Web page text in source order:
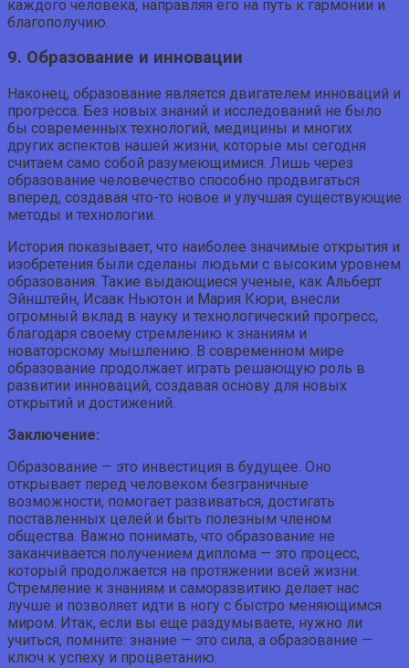
каждого человека, направляя его на путь к гармонии и
благополучию.
9. Образование и инновации
Наконец, образование является двигателем инноваций и
прогресса. Без новых знаний и исследований не было
бы современных технологий, медицины и многих
других аспектов нашей жизни, которые мы сегодня
считаем само собой разумеющимися. Лишь через
образование человечество способно продвигаться
вперед, создавая что-то новое и улучшая существующие
методы и технологии.
История показывает, что наиболее значимые открытия и
изобретения были сделаны людьми с высоким уровнем
образования. Такие выдающиеся ученые, как Альберт
Эйнштейн, Исаак Ньютон и Мария Кюри, внесли
огромный вклад в науку и технологический прогресс,
благодаря своему стремлению к знаниям и
новаторскому мышлению. В современном мире
образование продолжает играть решающую роль в
развитии инноваций, создавая основу для новых
открытий и достижений.
Заключение:
Образование — это инвестиция в будущее. Оно
открывает перед человеком безграничные
возможности, помогает развиваться, достигать
поставленных целей и быть полезным членом
общества. Важно понимать, что образование не
заканчивается получением диплома — это процесс,
который продолжается на протяжении всей жизни.
Стремление к знаниям и саморазвитию делает нас
лучше и позволяет идти в ногу с быстро меняющимся
миром. Итак, если вы еще раздумываете, нужно ли
учиться, помните: знание — это сила, а образование —
ключ к успеху и процветанию.